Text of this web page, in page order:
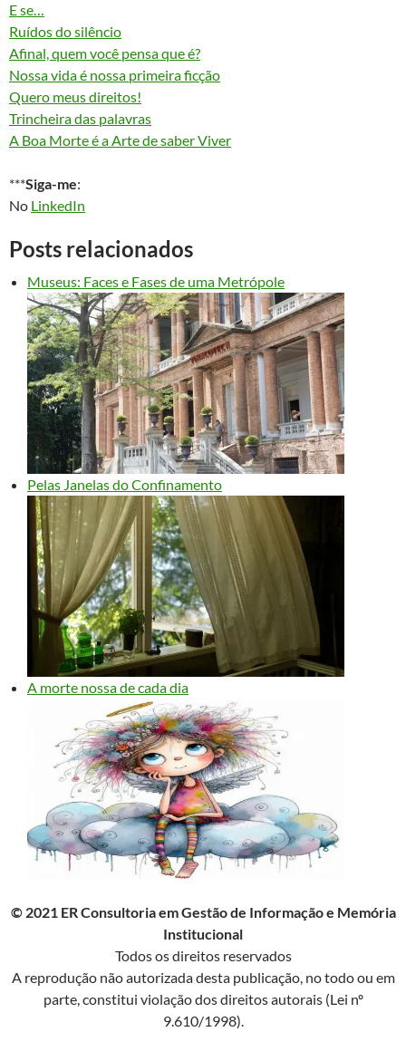
E se…
Ruídos do silêncio
Afinal, quem você pensa que é?
Nossa vida é nossa primeira ficção
Quero meus direitos!
Trincheira das palavras
A Boa Morte é a Arte de saber Viver
***Siga-me:
No LinkedIn
Posts relacionados
Museus: Faces e Fases de uma Metrópole
Pelas Janelas do Confinamento
A morte nossa de cada dia
© 2021 ER Consultoria em Gestão de Informação e Memória
Institucional
Todos os direitos reservados
A reprodução não autorizada desta publicação, no todo ou em
parte, constitui violação dos direitos autorais (Lei nº
9.610/1998).